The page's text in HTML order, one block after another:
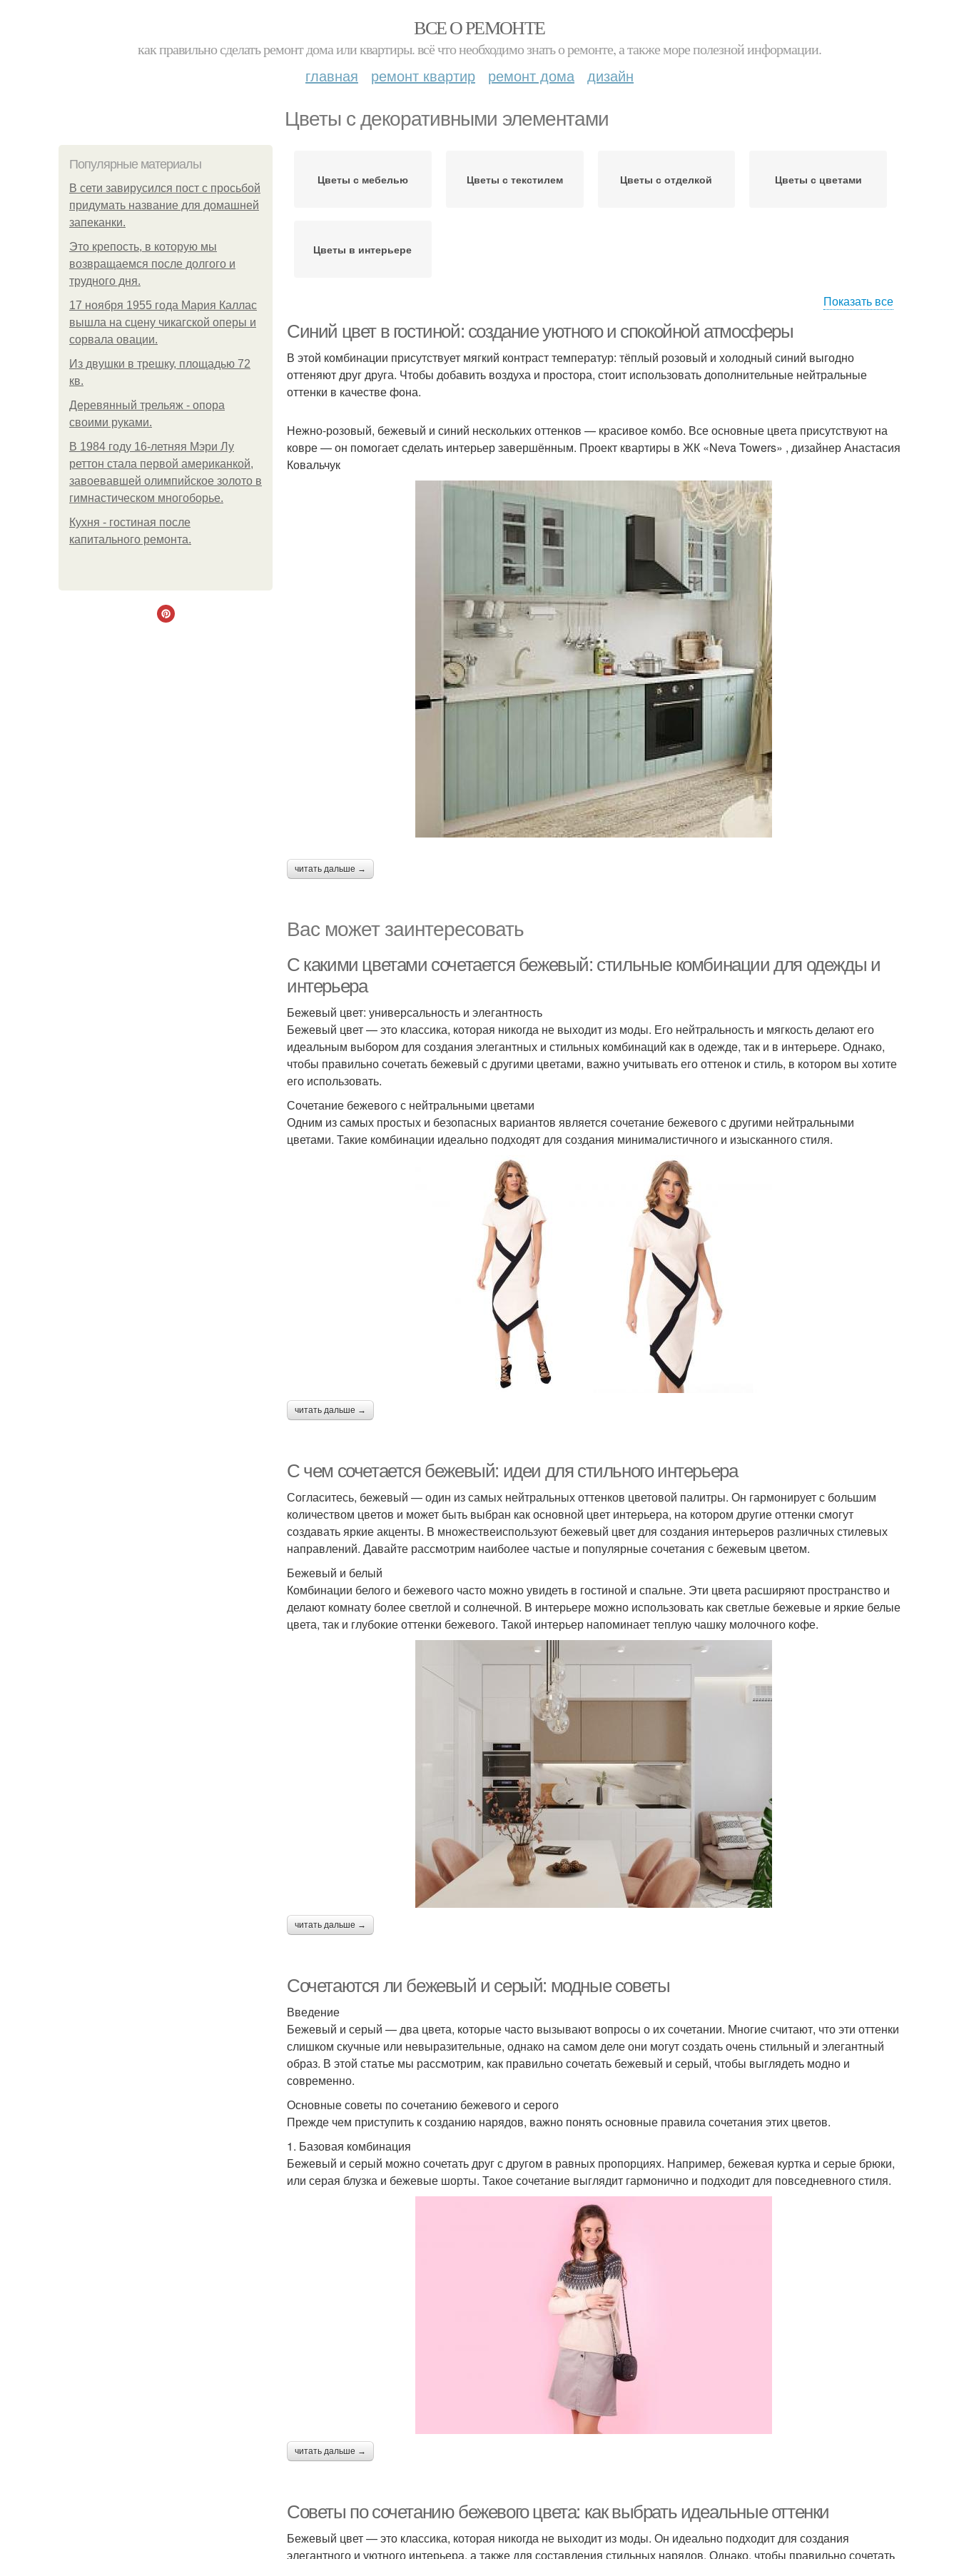
ВСЕ О РЕМОНТЕ
как правильно сделать ремонт дома или квартиры. всё что необходимо знать о ремонте, а также море полезной информации.
главная ремонт квартир ремонт дома дизайн
Цветы с декоративными элементами
Популярные материалы
В сети завирусился пост с просьбой
придумать название для домашней
запеканки.
Это крепость, в которую мы
возвращаемся после долгого и
трудного дня.
17 ноября 1955 года Мария Каллас
вышла на сцену чикагской оперы и
сорвала овации.
Из двушки в трешку, площадью 72
кв.
Деревянный трельяж - опора
своими руками.
В 1984 году 16-летняя Мэри Лу
реттон стала первой американкой,
завоевавшей олимпийское золото в
гимнастическом многоборье.
Кухня - гостиная после
капитального ремонта.
Цветы с мебелью Цветы с текстилем Цветы с отделкой Цветы с цветами
Цветы в интерьере
Показать все
Синий цвет в гостиной: создание уютного и спокойной атмосферы
В этой комбинации присутствует мягкий контраст температур: тёплый розовый и холодный синий выгодно
оттеняют друг друга. Чтобы добавить воздуха и простора, стоит использовать дополнительные нейтральные
оттенки в качестве фона.
Нежно-розовый, бежевый и синий нескольких оттенков — красивое комбо. Все основные цвета присутствуют на
ковре — он помогает сделать интерьер завершённым. Проект квартиры в ЖК «Neva Towers» , дизайнер Анастасия
Ковальчук
читать дальше →
Вас может заинтересовать
С какими цветами сочетается бежевый: стильные комбинации для одежды и
интерьера
Бежевый цвет: универсальность и элегантность
Бежевый цвет — это классика, которая никогда не выходит из моды. Его нейтральность и мягкость делают его
идеальным выбором для создания элегантных и стильных комбинаций как в одежде, так и в интерьере. Однако,
чтобы правильно сочетать бежевый с другими цветами, важно учитывать его оттенок и стиль, в котором вы хотите
его использовать.
Сочетание бежевого с нейтральными цветами
Одним из самых простых и безопасных вариантов является сочетание бежевого с другими нейтральными
цветами. Такие комбинации идеально подходят для создания минималистичного и изысканного стиля.
читать дальше →
С чем сочетается бежевый: идеи для стильного интерьера
Согласитесь, бежевый — один из самых нейтральных оттенков цветовой палитры. Он гармонирует с большим
количеством цветов и может быть выбран как основной цвет интерьера, на котором другие оттенки смогут
создавать яркие акценты. В множествеиспользуют бежевый цвет для создания интерьеров различных стилевых
направлений. Давайте рассмотрим наиболее частые и популярные сочетания с бежевым цветом.
Бежевый и белый
Комбинации белого и бежевого часто можно увидеть в гостиной и спальне. Эти цвета расширяют пространство и
делают комнату более светлой и солнечной. В интерьере можно использовать как светлые бежевые и яркие белые
цвета, так и глубокие оттенки бежевого. Такой интерьер напоминает теплую чашку молочного кофе.
читать дальше →
Сочетаются ли бежевый и серый: модные советы
Введение
Бежевый и серый — два цвета, которые часто вызывают вопросы о их сочетании. Многие считают, что эти оттенки
слишком скучные или невыразительные, однако на самом деле они могут создать очень стильный и элегантный
образ. В этой статье мы рассмотрим, как правильно сочетать бежевый и серый, чтобы выглядеть модно и
современно.
Основные советы по сочетанию бежевого и серого
Прежде чем приступить к созданию нарядов, важно понять основные правила сочетания этих цветов.
1. Базовая комбинация
Бежевый и серый можно сочетать друг с другом в равных пропорциях. Например, бежевая куртка и серые брюки,
или серая блузка и бежевые шорты. Такое сочетание выглядит гармонично и подходит для повседневного стиля.
читать дальше →
Советы по сочетанию бежевого цвета: как выбрать идеальные оттенки
Бежевый цвет — это классика, которая никогда не выходит из моды. Он идеально подходит для создания
элегантного и уютного интерьера, а также для составления стильных нарядов. Однако, чтобы правильно сочетать